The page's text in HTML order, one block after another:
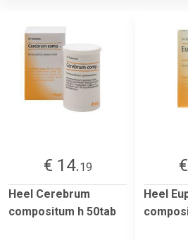
€ 14.19
Heel Cerebrum
compositum h 50tab
Heel